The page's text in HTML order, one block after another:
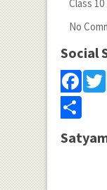
No
Social